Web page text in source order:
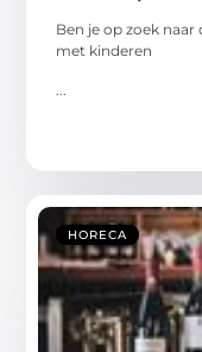
Ben je op zoek
met kinderen
HORECA